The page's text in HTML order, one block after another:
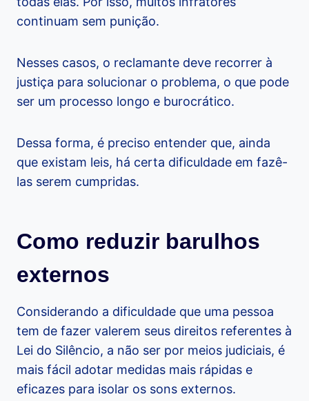
continuam sem punição.
Nesses casos, o reclamante deve recorrer à
justiça para solucionar o problema, o que pode
ser um processo longo e burocrático.
Dessa forma, é preciso entender que, ainda
que existam leis, há certa dificuldade em fazê-
las serem cumpridas.
Como reduzir barulhos
externos
Considerando a dificuldade que uma pessoa
tem de fazer valerem seus direitos referentes à
Lei do Silêncio, a não ser por meios judiciais, é
mais fácil adotar medidas mais rápidas e
eficazes para isolar os sons externos.